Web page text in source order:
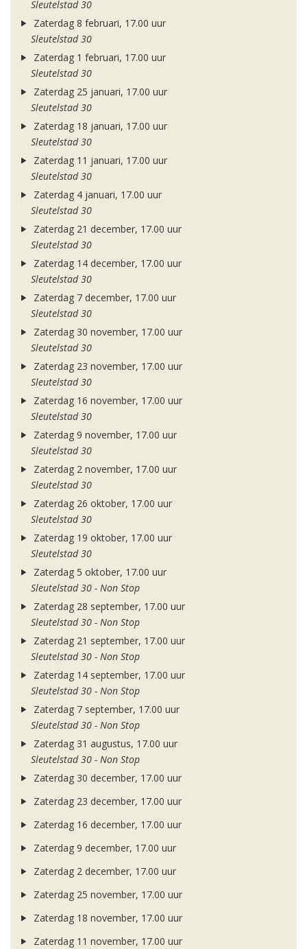
Sleutelstad 30
Zaterdag 8 februari, 17.00 uur
Sleutelstad 30
Zaterdag 1 februari, 17.00 uur
Sleutelstad 30
Zaterdag 25 januari, 17.00 uur
Sleutelstad 30
Zaterdag 18 januari, 17.00 uur
Sleutelstad 30
Zaterdag 11 januari, 17.00 uur
Sleutelstad 30
Zaterdag 4 januari, 17.00 uur
Sleutelstad 30
Zaterdag 21 december, 17.00 uur
Sleutelstad 30
Zaterdag 14 december, 17.00 uur
Sleutelstad 30
Zaterdag 7 december, 17.00 uur
Sleutelstad 30
Zaterdag 30 november, 17.00 uur
Sleutelstad 30
Zaterdag 23 november, 17.00 uur
Sleutelstad 30
Zaterdag 16 november, 17.00 uur
Sleutelstad 30
Zaterdag 9 november, 17.00 uur
Sleutelstad 30
Zaterdag 2 november, 17.00 uur
Sleutelstad 30
Zaterdag 26 oktober, 17.00 uur
Sleutelstad 30
Zaterdag 19 oktober, 17.00 uur
Sleutelstad 30
Zaterdag 5 oktober, 17.00 uur
Sleutelstad 30 - Non Stop
Zaterdag 28 september, 17.00 uur
Sleutelstad 30 - Non Stop
Zaterdag 21 september, 17.00 uur
Sleutelstad 30 - Non Stop
Zaterdag 14 september, 17.00 uur
Sleutelstad 30 - Non Stop
Zaterdag 7 september, 17.00 uur
Sleutelstad 30 - Non Stop
Zaterdag 31 augustus, 17.00 uur
Sleutelstad 30 - Non Stop
Zaterdag 30 december, 17.00 uur
Zaterdag 23 december, 17.00 uur
Zaterdag 16 december, 17.00 uur
Zaterdag 9 december, 17.00 uur
Zaterdag 2 december, 17.00 uur
Zaterdag 25 november, 17.00 uur
Zaterdag 18 november, 17.00 uur
Zaterdag 11 november, 17.00 uur